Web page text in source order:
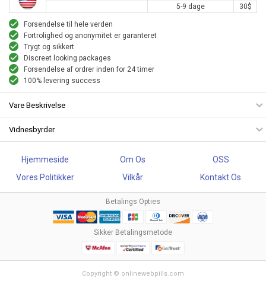
5-9 dage
30$
Forsendelse til hele verden
Fortrolighed og anonymitet er garanteret
Trygt og sikkert
Discreet looking packages
Forsendelse af ordrer inden for 24 timer
100% levering success
Vare Beskrivelse
Vidnesbyrder
Hjemmeside Om Os
OSS
Vores Politikker
Vilkår Kontakt Os
Betalings Opties
Sikker Betalingsmetode
Copyright © onlinewebpills.com